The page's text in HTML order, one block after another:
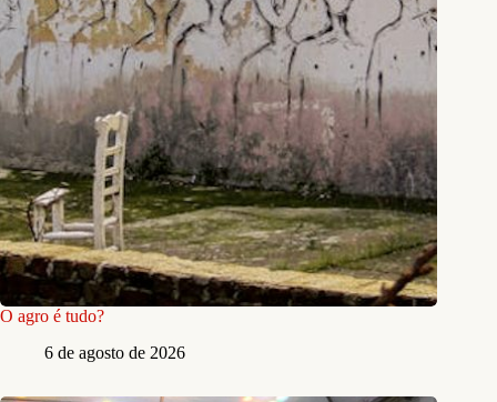
O agro é tudo?
6 de agosto de 2026